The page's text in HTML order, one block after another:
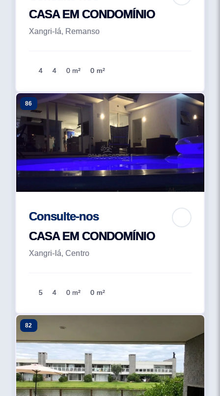
CASA EM CONDOMÍNIO
Xangri-lá, Remanso
4 4 0 m² 0 m²
86
Consulte-nos
CASA EM CONDOMÍNIO
Xangri-lá, Centro
5 4 0 m² 0 m²
82